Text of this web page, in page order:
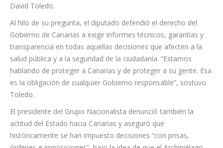
traspasó ninguna línea roja, ni huno referencias al señor
Torers sobre las acusaciones que hay en torno a él”, recordó
David Toledo.
Al hilo de su pregunta, el diputado defendió el derecho del
Gobierno de Canarias a exigir informes técnicos, garantías y
transparencia en todas aquellas decisiones que afecten a la
salud pública y a la seguridad de la ciudadanía. “Estamos
hablando de proteger a Canarias y de proteger a su gente. Esa
es la obligación de cualquier Gobierno responsable”, sostuvo
Toledo.
El presidente del Grupo Nacionalista denunció también la